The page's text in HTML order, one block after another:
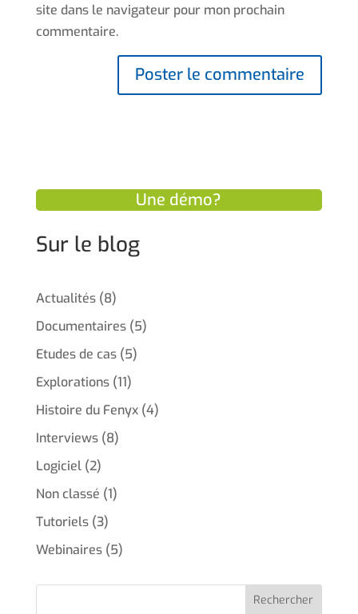
site dans le navigateur pour mon prochain
commentaire.
Une démo?
Sur le blog
Actualités(8)
Documentaires(5)
Etudes de cas(5)
Explorations(11)
Histoire du Fenyx(4)
Interviews(8)
Logiciel(2)
Non classé (1)
Tutoriels(3)
Webinaires(5)
Rechercher